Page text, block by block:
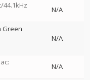
44.1kHz
N/A
Green
N/A
N/A